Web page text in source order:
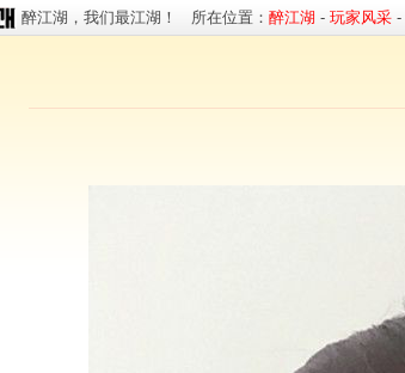
醉江湖，我们最江湖！ 所在位置： 醉江湖 - 玩家风采 -